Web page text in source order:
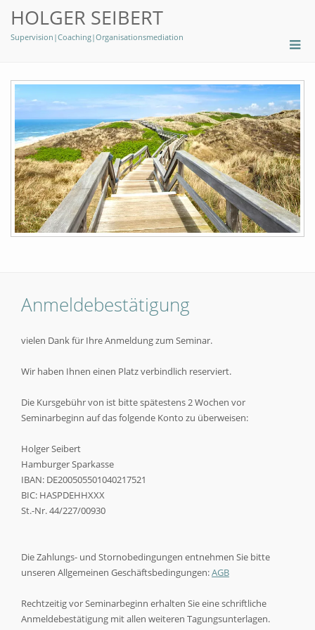
HOLGER SEIBERT
Supervision|Coaching|Organisationsmediation
Anmeldebestätigung
vielen Dank für Ihre Anmeldung zum Seminar.
Wir haben Ihnen einen Platz verbindlich reserviert.
Die Kursgebühr von ist bitte spätestens 2 Wochen vor
Seminarbeginn auf das folgende Konto zu überweisen:
Holger Seibert
Hamburger Sparkasse
IBAN: DE200505501040217521
BIC: HASPDEHHXXX
St.-Nr. 44/227/00930
Die Zahlungs- und Stornobedingungen entnehmen Sie bitte
unseren Allgemeinen Geschäftsbedingungen:AGB
Rechtzeitig vor Seminarbeginn erhalten Sie eine schriftliche
Anmeldebestätigung mit allen weiteren Tagungsunterlagen.